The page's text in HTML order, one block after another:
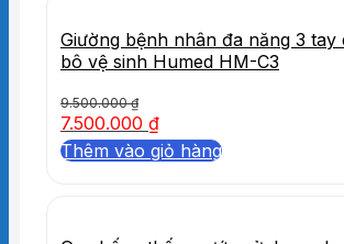
Giường bệnh nhân đa năng 3 tay
bô vệ sinh Humed HM-C3
9.500.000₫
7.500.000 ₫
Thêm vào giỏ hàng